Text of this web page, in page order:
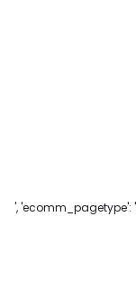
', 'ecomm_pagetype':